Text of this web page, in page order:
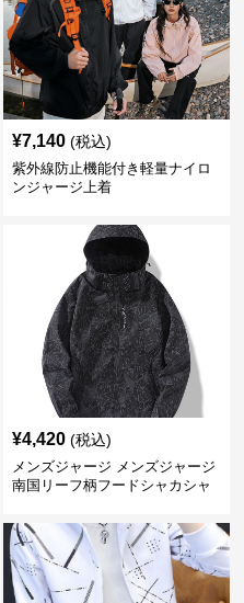
¥7,140 (税込)
紫外線防止機能付き軽量ナイロ
ンジャージ上着
¥4,420 (税込)
メンズジャージ メンズジャージ
南国リーフ柄フードシャカシャ